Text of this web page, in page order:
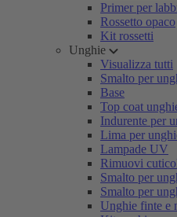
Primer per
Rossetto opaco
Kit rossetti
Unghie
Visualizza tutti
Smalto per
Base
Top coat
Indurente per
Lima per
Lampade UV
Rimuovi
Smalto per
Smalto per
Unghie finte e